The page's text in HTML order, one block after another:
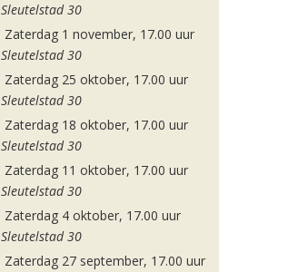
Sleutelstad 30
Zaterdag 1 november, 17.00 uur
Sleutelstad 30
Zaterdag 25 oktober, 17.00 uur
Sleutelstad 30
Zaterdag 18 oktober, 17.00 uur
Sleutelstad 30
Zaterdag 11 oktober, 17.00 uur
Sleutelstad 30
Zaterdag 4 oktober, 17.00 uur
Sleutelstad 30
Zaterdag 27 september, 17.00 uur